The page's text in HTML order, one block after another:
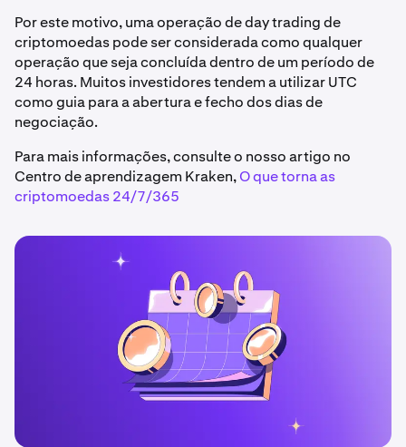
Por este motivo, uma operação de day trading de
criptomoedas pode ser considerada como qualquer
operação que seja concluída dentro de um período de
24 horas. Muitos investidores tendem a utilizar UTC
como guia para a abertura e fecho dos dias de
negociação.
Para mais informações, consulte o nosso artigo no
Centro de aprendizagem Kraken,O que torna as
criptomoedas 24/7/365